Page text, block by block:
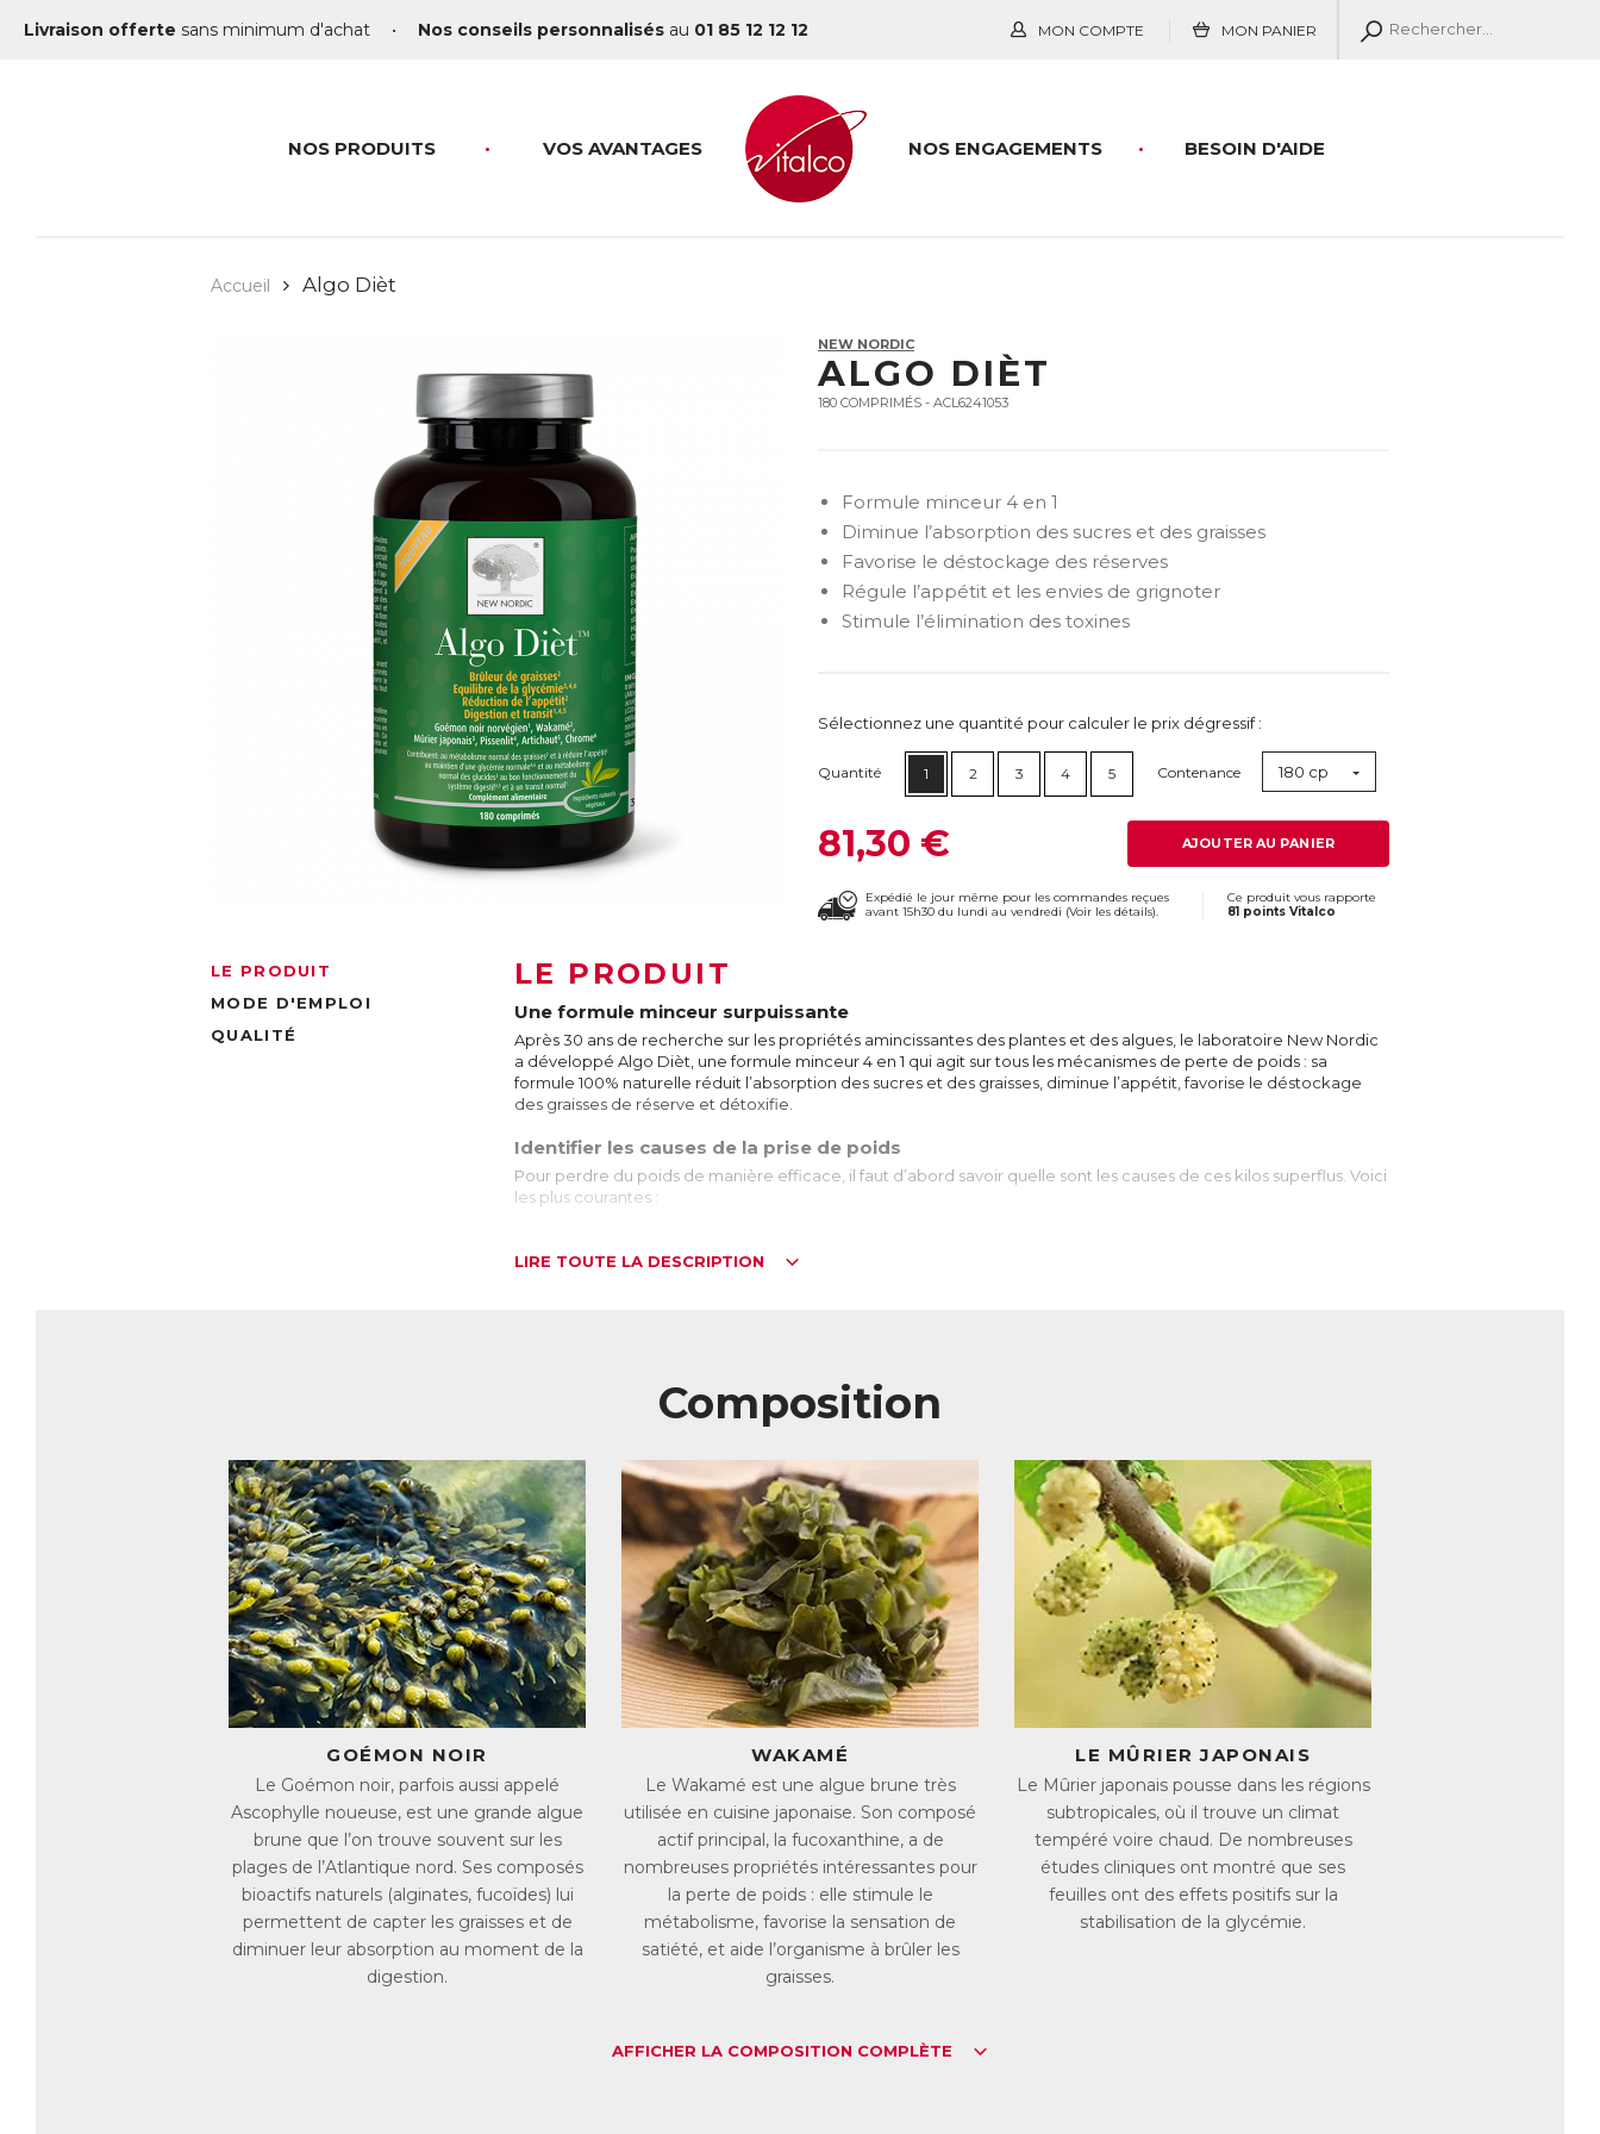
Livraison offerte sans minimum d'achat • Nos conseils personnalisés au 01 85 12 12 12 MON COMPTE MON PANIER
NOS PRODUITS VOS AVANTAGES BESOIN D'AIDE
NOS ENGAGEMENTS
Accueil Algo Dièt
NEW NORDIC
ALGO DIÈT
180 COMPRIMÉS - ACL6241053
Formule minceur 4 en 1
Diminue l’absorption des sucres et des graisses
Favorise le déstockage des réserves
Régule l’appétit et les envies de grignoter
Stimule l’élimination des toxines
Sélectionnez une quantité pour calculer le prix dégressif :
Quantité 1 2 3 4 5 Contenance 180 cp
81,30 € AJOUTER AU PANIER
Expédié le jour même pour les commandes reçues
avant 15h30 du lundi au vendredi (Voir les détails).
Ce produit vous rapporte
81 points Vitalco
LE PRODUIT
MODE D'EMPLOI
QUALITÉ
LE PRODUIT
Une formule minceur surpuissante
Après 30 ans de recherche sur les propriétés amincissantes des plantes et des algues, le laboratoire New Nordic
a développé Algo Dièt, une formule minceur 4 en 1 qui agit sur tous les mécanismes de perte de poids : sa
formule 100% naturelle réduit l’absorption des sucres et des graisses, diminue l’appétit, favorise le déstockage
des graisses de réserve et détoxifie.
Identifier les causes de la prise de poids
Pour perdre du poids de manière efficace, il faut d’abord savoir quelle sont les causes de ces kilos superflus. Voici
les plus courantes :
En effet lorsque l’organisme trouve moins de glucose, non seulement il stockera moins mais il sera aussi obligé d’utiliser ses
réserves de graisse pour produire de l’énergie.
Trop de graisses
Les graisses apportées par l’alimentation sont essentielles à la production d’énergie et à de nombreux processus biologiques,
mais en excès, elles sont rapidement stockées dans le foie et les tissus graisseux, et font augmenter les taux de triglycérides et de
cholestérol dans le sang.
Limiter l’absorption des graisses au moment de la digestion est aussi un excellent moyen pour perdre du poids.
Un déséquilibre entre apports et dépenses caloriques
qu’une consommation excessive de nourriture, pendant les repas ou répartis en petits grignotages au cours de la journée,
favorise la prise de poids.
C’est aussi le cas lorsque le métabolisme est insuffisant. Le métabolisme désigne l’énergie que consomme l’organisme au
repos, nécessaire à son fonctionnement mais aussi à la production de chaleur. Pour produire de la chaleur, l’organisme brûle
les réserves de graisse : on parle de thermogenèse.
Pour perdre du poids, l’objectif est bien sûr de diminuer ses apports caloriques mais donc aussi d’augmenter son métabolisme.
L’organisme accumule sans cesse des toxines. En temps normal, elles sont captées par le foie puis éliminées par les reins et les
alors du mal à fonctionner correctement, ce qui ralentira notamment la perte de poids. Soutenir les fonctions d’élimination de
LIRE TOUTE LA DESCRIPTION
Composition
GOÉMON NOIR
Le Goémon noir, parfois aussi appelé
Ascophylle noueuse, est une grande algue
brune que l’on trouve souvent sur les
plages de l’Atlantique nord. Ses composés
bioactifs naturels (alginates, fucoïdes) lui
permettent de capter les graisses et de
diminuer leur absorption au moment de la
digestion.
WAKAMÉ
Le Wakamé est une algue brune très
utilisée en cuisine japonaise. Son composé
actif principal, la fucoxanthine, a de
nombreuses propriétés intéressantes pour
la perte de poids : elle stimule le
métabolisme, favorise la sensation de
satiété, et aide l’organisme à brûler les
graisses.
LE MÛRIER JAPONAIS
Le Mûrier japonais pousse dans les régions
subtropicales, où il trouve un climat
tempéré voire chaud. De nombreuses
études cliniques ont montré que ses
feuilles ont des effets positifs sur la
stabilisation de la glycémie.
AFFICHER LA COMPOSITION COMPLÈTE